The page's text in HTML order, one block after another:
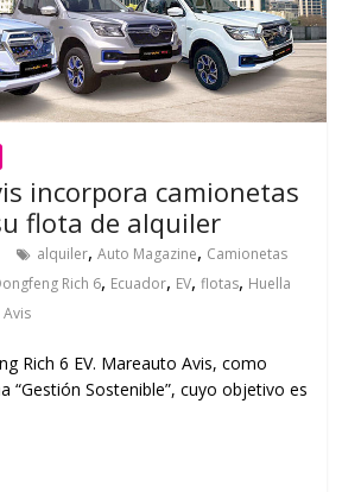
incorpora camionetas
flota de alquiler
alquiler,Auto Magazine, Camionetas
Rich 6, Ecuador, EV,flotas, Huella
Rich 6 EV. Mareauto Avis, como
“Gestión Sostenible”, cuyo objetivo es